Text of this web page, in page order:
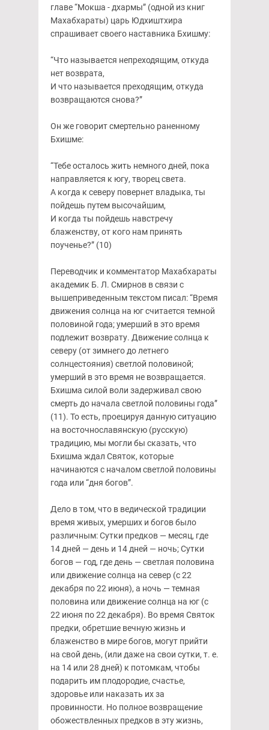
главе “Мокша - дхармы” (одной из книг
Махабхараты) царь Юдхиштхира
спрашивает своего наставника Бхишму:
“Что называется непреходящим, откуда
нет возврата,
И что называется преходящим, откуда
возвращаются снова?”
Он же говорит смертельно раненному
Бхишме:
“Тебе осталось жить немного дней, пока
направляется к югу, творец света.
А когда к северу повернет владыка, ты
пойдешь путем высочайшим,
И когда ты пойдешь навстречу
блаженству, от кого нам принять
поученье?” (10)
Переводчик и комментатор Махабхараты
академик Б. Л. Смирнов в связи с
вышеприведенным текстом писал: “Время
движения солнца на юг считается темной
половиной года; умерший в это время
подлежит возврату. Движение солнца к
северу (от зимнего до летнего
солнцестояния) светлой половиной;
умерший в это время не возвращается.
Бхишма силой воли задерживал свою
смерть до начала светлой половины года”
(11). То есть, проецируя данную ситуацию
на восточнославянскую (русскую)
традицию, мы могли бы сказать, что
Бхишма ждал Святок, которые
начинаются с началом светлой половины
года или “дня богов”.
Дело в том, что в ведической традиции
время живых, умерших и богов было
различным: Сутки предков — месяц, где
14 дней — день и 14 дней — ночь; Сутки
богов — год, где день — светлая половина
или движение солнца на север (с 22
декабря по 22 июня), а ночь — темная
половина или движение солнца на юг (с
22 июня по 22 декабря). Во время Святок
предки, обретшие вечную жизнь и
блаженство в мире богов, могут прийти
на свой день, (или даже на свои сутки, т. е.
на 14 или 28 дней) к потомкам, чтобы
подарить им плодородие, счастье,
здоровье или наказать их за
провинности. Но полное возвращение
обожествленных предков в эту жизнь,